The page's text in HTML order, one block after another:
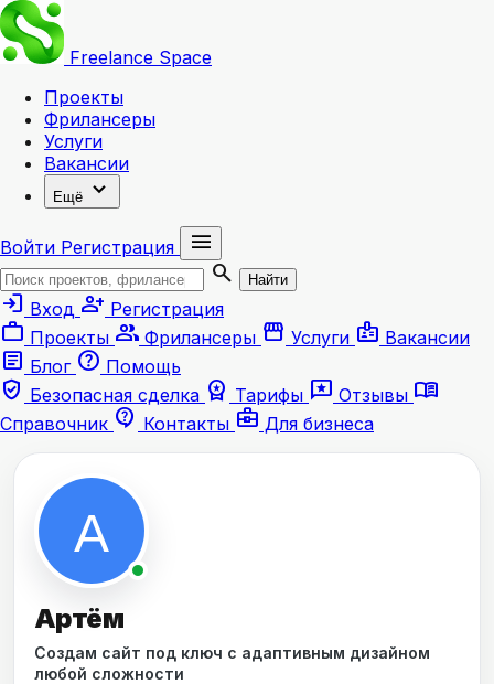
Freelance Space
Проекты
Фрилансеры
Услуги
Вакансии
Ещё expand_more
Войти Регистрация
menu
search
Найти
login Вход person_add Регистрация
work Проекты group Фрилансеры storefront Услуги badge Вакансии
article Блог help Помощь
verified_user Безопасная сделка workspace_premium Тарифы reviews Отзывы menu_book
Справочник contact_support Контакты business_center Для бизнеса
Артём
Создам сайт под ключ с адаптивным дизайном
любой сложности